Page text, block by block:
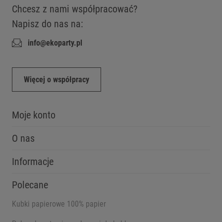
Chcesz z nami współpracować?
Napisz do nas na:
info@ekoparty.pl
Więcej o współpracy
Moje konto
O nas
Informacje
Polecane
Kubki papierowe 100% papier